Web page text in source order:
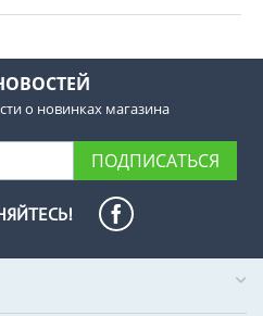
о новинках магазина
ПОДПИСАТЬСЯ